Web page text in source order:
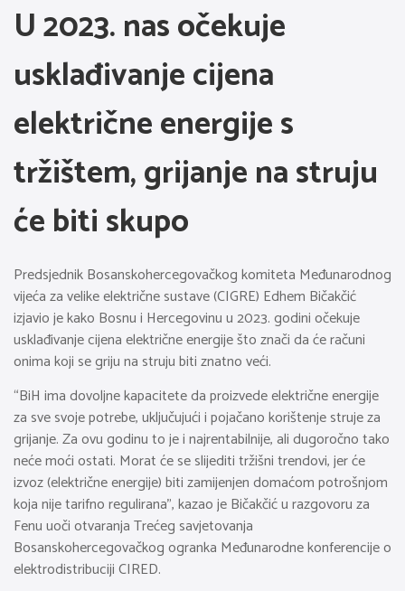
U 2023. nas očekuje
usklađivanje cijena
električne energije s
tržištem, grijanje na struju
će biti skupo
Predsjednik Bosanskohercegovačkog komiteta Međunarodnog
vijeća za velike električne sustave (CIGRE) Edhem Bičakčić
izjavio je kako Bosnu i Hercegovinu u 2023. godini očekuje
usklađivanje cijena električne energije što znači da će računi
onima koji se griju na struju biti znatno veći.
“BiH ima dovoljne kapacitete da proizvede električne energije
za sve svoje potrebe, uključujući i pojačano korištenje struje za
grijanje. Za ovu godinu to je i najrentabilnije, ali dugoročno tako
neće moći ostati. Morat će se slijediti tržišni trendovi, jer će
izvoz (električne energije) biti zamijenjen domaćom potrošnjom
koja nije tarifno regulirana”, kazao je Bičakčić u razgovoru za
Fenu uoči otvaranja Trećeg savjetovanja
Bosanskohercegovačkog ogranka Međunarodne konferencije o
elektrodistribuciji CIRED.